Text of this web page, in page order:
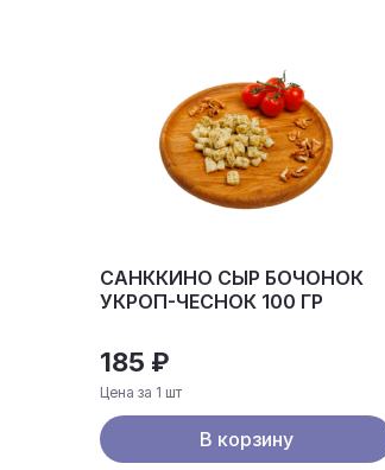
САНККИНО СЫР БОЧОНОК
УКРОП-ЧЕСНОК 100 ГР
185 ₽
Цена за 1 шт
В корзину